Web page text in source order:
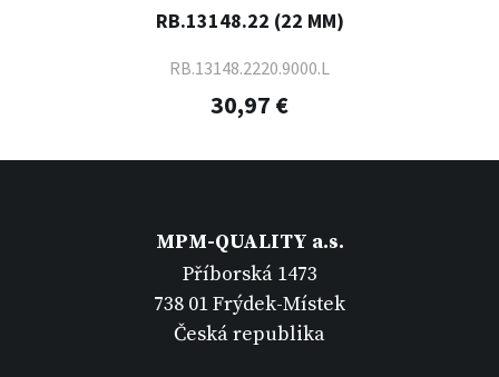
RB.13148.22 (22 MM)
RB.13148.2220.9000.L
30,97 €
MPM-QUALITY a.s.
Příborská 1473
738 01 Frýdek-Místek
Česká republika